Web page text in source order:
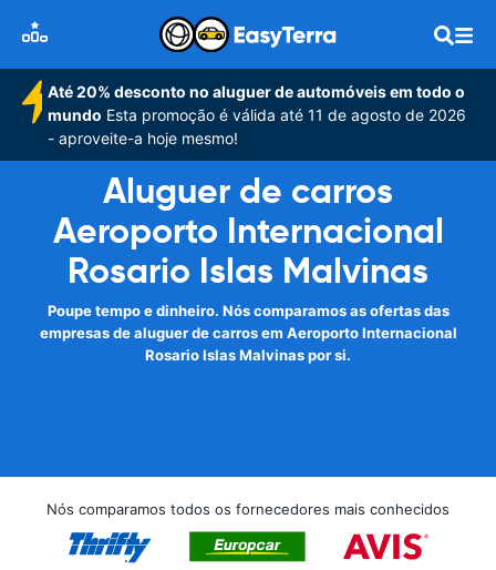
Até 20% desconto no aluguer de automóveis em todo o
mundo Esta promoção é válida até 11 de agosto de 2026
- aproveite-a hoje mesmo!
Aluguer de carros
Aeroporto Internacional
Rosario Islas Malvinas
Poupe tempo e dinheiro. Nós comparamos as ofertas das
empresas de aluguer de carros em Aeroporto Internacional
Rosario Islas Malvinas por si.
Nós comparamos todos os fornecedores mais conhecidos